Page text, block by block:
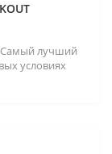
Самый лучший
условиях